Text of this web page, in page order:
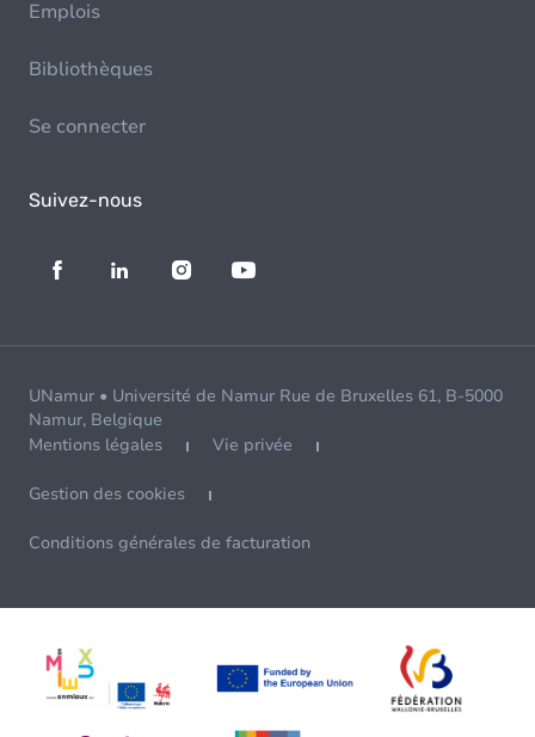
Emplois
Bibliothèques
Se connecter
Suivez-nous
UNamur • Université de Namur Rue de Bruxelles 61, B-5000
Namur, Belgique
Mentions légales
Vie privée
Gestion des cookies
Conditions générales de facturation